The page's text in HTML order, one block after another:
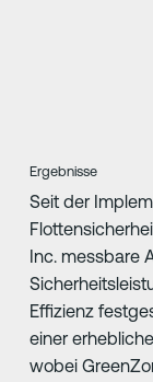
Ergebnisse
Seit der
Inc. messbare
Effizienz
einer
wobei